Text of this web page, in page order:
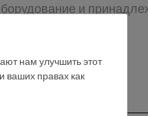
и
нам улучшить этот
ваших правах как